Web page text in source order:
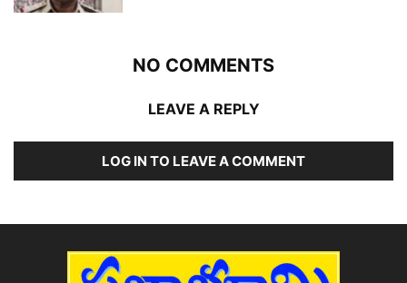
NO COMMENTS
LEAVE A REPLY
LOG IN TO LEAVE A COMMENT